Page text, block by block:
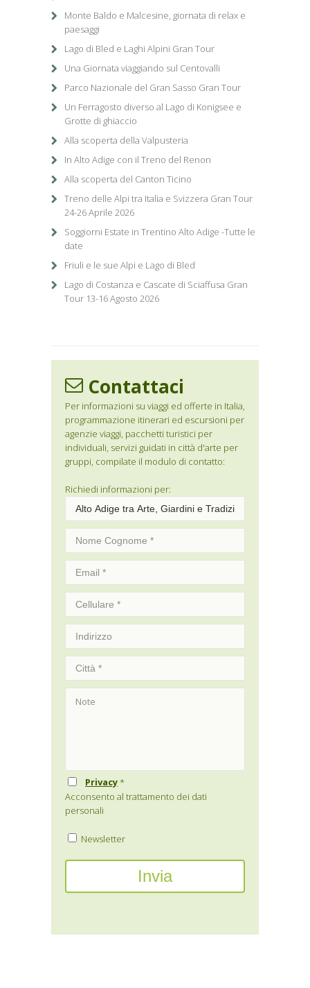
Monte Baldo e Malcesine, giornata di relax e
paesaggi
Lago di Bled e Laghi Alpini Gran Tour
Una Giornata viaggiando sul Centovalli
Parco Nazionale del Gran Sasso Gran Tour
Un Ferragosto diverso al Lago di Konigsee e
Grotte di ghiaccio
Alla scoperta della Valpusteria
In Alto Adige con il Treno del Renon
Alla scoperta del Canton Ticino
Treno delle Alpi tra Italia e Svizzera Gran Tour
24-26 Aprile 2026
Soggiorni Estate in Trentino Alto Adige -Tutte le
date
Friuli e le sue Alpi e Lago di Bled
Lago di Costanza e Cascate di Sciaffusa Gran
Tour 13-16 Agosto 2026
Contattaci
Per informazioni su viaggi ed offerte in Italia,
programmazione itinerari ed escursioni per
agenzie viaggi, pacchetti turistici per
individuali, servizi guidati in città d'arte per
gruppi, compilate il modulo di contatto:
Richiedi informazioni per:
Privacy*
Acconsento al trattamento dei dati
personali
Newsletter